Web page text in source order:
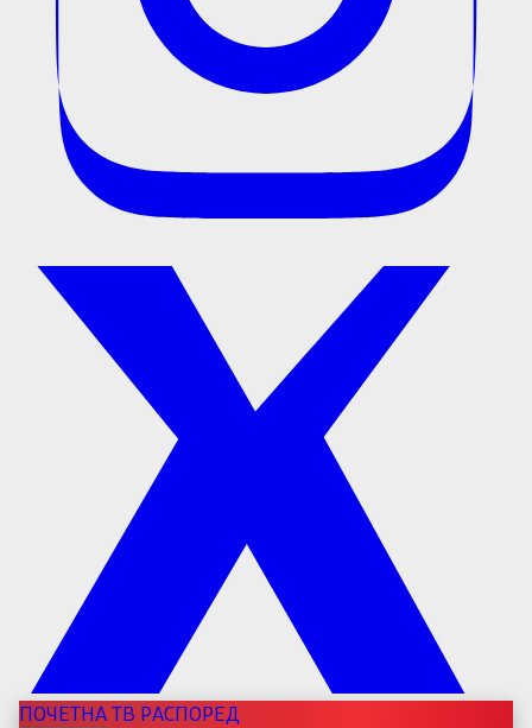
ПОЧЕТНАТВ РАСПОРЕД